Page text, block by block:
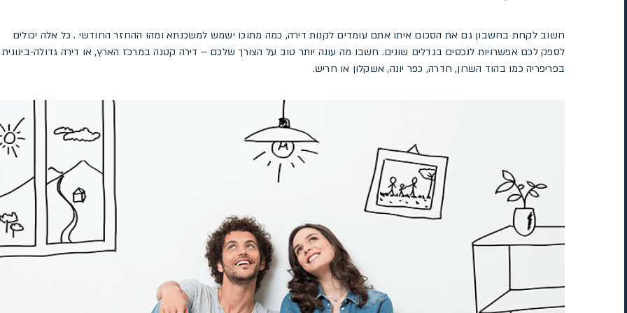
חשוב לקחת בחשבון גם את הסכום איתו אתם עומדים לקנות דירה, כמה מתוכו ישמש למשכנתא ומהו ההחזר החודשי . כל אלה יכולים
לספק לכם אפשרויות לנכסים בגדלים שונים. חשבו מה עונה יותר טוב על הצורך שלכם – דירה קטנה במרכז הארץ, או דירה גדולה-בינונית
בפריפריה כמו בהוד השרון, חדרה, כפר יונה, אשקלון או חריש.